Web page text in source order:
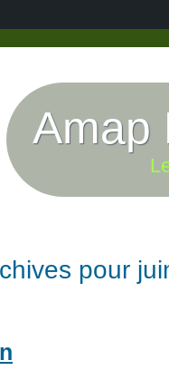
Amap
pour